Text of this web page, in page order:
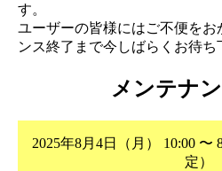
す。
ユーザーの皆様にはご不便を
ンス終了まで今しばらくお待ち
メンテナ
2025年8月4日（月） 10:00 〜
定）